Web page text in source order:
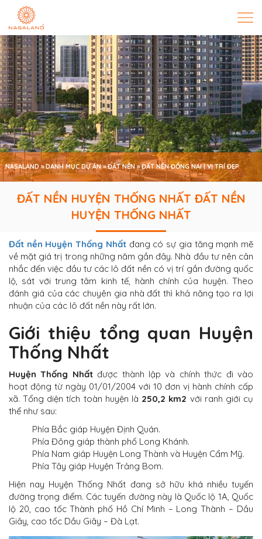
NASALAND »DANH MỤC DỰ ÁN»ĐẤT NỀN»ĐẤT NỀN ĐỒNG NAI | VỊ TRÍ ĐẸP
MỚI NHẤT T7/2022» ĐẤT NỀN HUYỆN THỐNG NHẤT
ĐẤT NỀN HUYỆN THỐNG NHẤT
ĐẤT NỀN HUYỆN THỐNG NHẤT ĐẤT NỀN
HUYỆN THỐNG NHẤT
Đất nền Huyện Thống Nhất đang có sự gia tăng mạnh mẽ
về mặt giá trị trong những năm gần đây. Nhà đầu tư nên cân
nhắc đến việc đầu tư các lô đất nền có vị trí gần đường quốc
lộ, sát với trung tâm kinh tế, hành chính của huyện. Theo
đánh giá của các chuyên gia nhà đất thì khả năng tạo ra lợi
nhuận của các lô đất nền này rất lớn.
Giới thiệu tổng quan Huyện
Thống Nhất
Huyện Thống Nhấtđược thành lập và chính thức đi vào
hoạt động từ ngày 01/01/2004 với 10 đơn vị hành chính cấp
xã. Tổng diện tích toàn huyện là 250,2 km2 với ranh giới cụ
thể như sau:
Phía Bắc giáp Huyện Định Quán.
Phía Đông giáp thành phố Long Khánh.
Phía Nam giáp Huyện Long Thành và Huyện Cẩm Mỹ.
Phía Tây giáp Huyện Trảng Bom.
Hiện nay Huyện Thống Nhất đang sở hữu khá nhiều tuyến
đường trọng điểm. Các tuyến đường này là Quốc lộ 1A, Quốc
lộ 20, cao tốc Thành phố Hồ Chí Minh – Long Thành – Dầu
Giây, cao tốc Dầu Giây – Đà Lạt.